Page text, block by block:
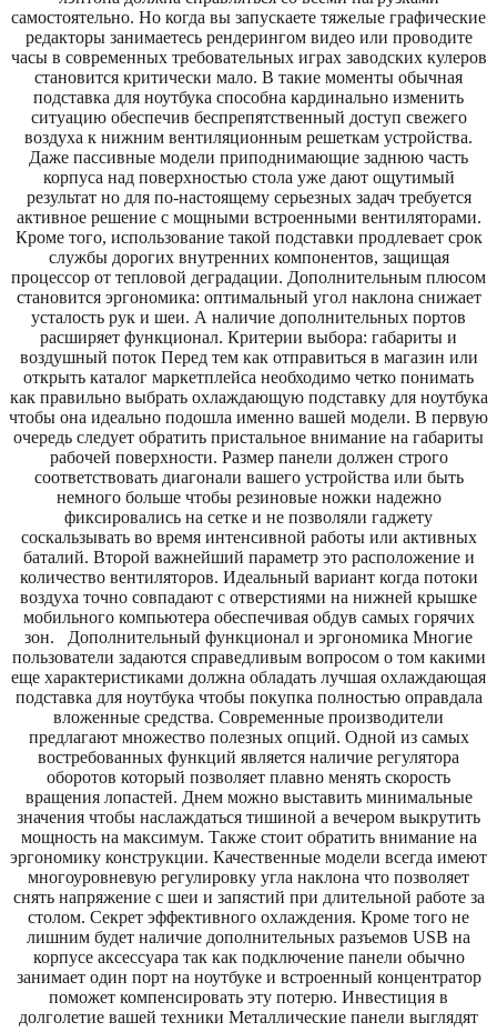
самостоятельно. Но когда вы запускаете тяжелые графические
редакторы занимаетесь рендерингом видео или проводите
часы в современных требовательных играх заводских кулеров
становится критически мало. В такие моменты обычная
подставка для ноутбука способна кардинально изменить
ситуацию обеспечив беспрепятственный доступ свежего
воздуха к нижним вентиляционным решеткам устройства.
Даже пассивные модели приподнимающие заднюю часть
корпуса над поверхностью стола уже дают ощутимый
результат но для по-настоящему серьезных задач требуется
активное решение с мощными встроенными вентиляторами.
Кроме того, использование такой подставки продлевает срок
службы дорогих внутренних компонентов, защищая
процессор от тепловой деградации. Дополнительным плюсом
становится эргономика: оптимальный угол наклона снижает
усталость рук и шеи. А наличие дополнительных портов
расширяет функционал. Критерии выбора: габариты и
воздушный поток Перед тем как отправиться в магазин или
открыть каталог маркетплейса необходимо четко понимать
как правильно выбрать охлаждающую подставку для ноутбука
чтобы она идеально подошла именно вашей модели. В первую
очередь следует обратить пристальное внимание на габариты
рабочей поверхности. Размер панели должен строго
соответствовать диагонали вашего устройства или быть
немного больше чтобы резиновые ножки надежно
фиксировались на сетке и не позволяли гаджету
соскальзывать во время интенсивной работы или активных
баталий. Второй важнейший параметр это расположение и
количество вентиляторов. Идеальный вариант когда потоки
воздуха точно совпадают с отверстиями на нижней крышке
мобильного компьютера обеспечивая обдув самых горячих
зон. Дополнительный функционал и эргономика Многие
пользователи задаются справедливым вопросом о том какими
еще характеристиками должна обладать лучшая охлаждающая
подставка для ноутбука чтобы покупка полностью оправдала
вложенные средства. Современные производители
предлагают множество полезных опций. Одной из самых
востребованных функций является наличие регулятора
оборотов который позволяет плавно менять скорость
вращения лопастей. Днем можно выставить минимальные
значения чтобы наслаждаться тишиной а вечером выкрутить
мощность на максимум. Также стоит обратить внимание на
эргономику конструкции. Качественные модели всегда имеют
многоуровневую регулировку угла наклона что позволяет
снять напряжение с шеи и запястий при длительной работе за
столом. Секрет эффективного охлаждения. Кроме того не
лишним будет наличие дополнительных разъемов USB на
корпусе аксессуара так как подключение панели обычно
занимает один порт на ноутбуке и встроенный концентратор
поможет компенсировать эту потерю. Инвестиция в
долголетие вашей техники Металлические панели выглядят